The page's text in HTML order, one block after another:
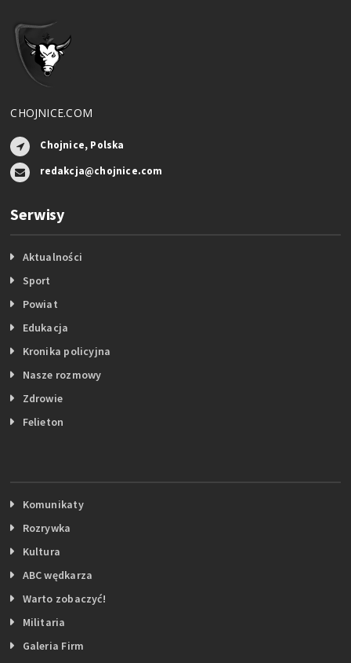
CHOJNICE.COM
Chojnice, Polska
redakcja@chojnice.com
Serwisy
Aktualności
Sport
Powiat
Edukacja
Kronika policyjna
Nasze rozmowy
Zdrowie
Felieton
Komunikaty
Rozrywka
Kultura
ABC wędkarza
Warto zobaczyć!
Militaria
Galeria Firm